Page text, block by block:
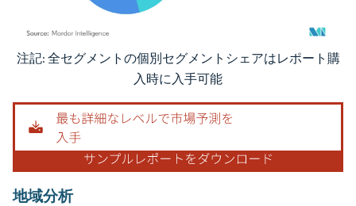
画像 © Mordor Intelligence。再利用にはCC BY 4.0の表示が必要です。
注記: 全セグメントの個別セグメントシェアはレポート購
入時に入手可能
地域分析